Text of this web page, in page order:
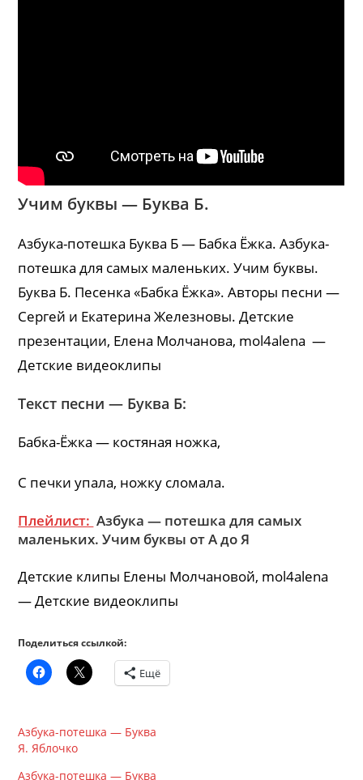
Учим буквы — Буква Б.
Азбука-потешка Буква Б — Бабка Ёжка. Азбука-
потешка для самых маленьких. Учим буквы.
Буква Б. Песенка «Бабка Ёжка». Авторы песни —
Сергей и Екатерина Железновы. Детские
презентации, Елена Молчанова, mol4alena —
Детские видеоклипы
Текст песни — Буква Б:
Бабка-Ёжка — костяная ножка,
С печки упала, ножку сломала.
Плейлист: Азбука — потешка для самых
маленьких. Учим буквы от А до Я
Детские клипы Елены Молчановой, mol4alena
— Детские видеоклипы
Поделиться ссылкой:
Ещё
Азбука-потешка — Буква
Я. Яблочко
Азбука-потешка — Буква